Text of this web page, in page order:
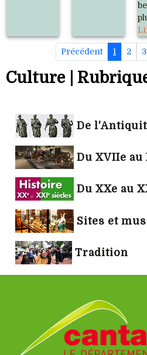
Précédent 1 2 3
Culture |
De
Du XVIIe au
Du XXe au
Sites et
Tradition